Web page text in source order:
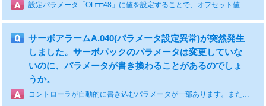
設定パラメータ「OL□□48」に値を設定することで、オフセット値を設定することができます。
サーボアラームA.040(パラメータ設定異常)が突然発生
しました。サーボパックのパラメータは変更していな
いのに、パラメータが書き換わることがあるのでしょ
うか。
コントローラが自動的に書き込むパラメータが一部あります。また、アプリケーションで直接パラメータを編集することも可能です。まずは、PE720を使用して、アラームが発生しているパラメータ番号をご確認ください。